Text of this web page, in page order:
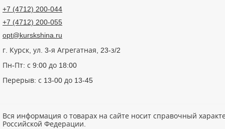
+7 (4712) 200-044
+7 (4712) 200-055
opt@kurskshina.ru
г. Курск, ул. 3-я Агрегатная, 23-з/2
Пн-Пт: с 9:00 до 18:00
Перерыв: с 13-00 до 13-45
Вся информация о товарах на сайте носит справочный
Российской Федерации.